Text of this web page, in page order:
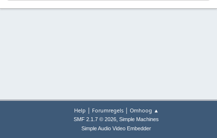
Help | Forumregels| Omhoog ▲
SMF 2.1.7 © 2026, Simple Machines
Simple Audio Video Embedder